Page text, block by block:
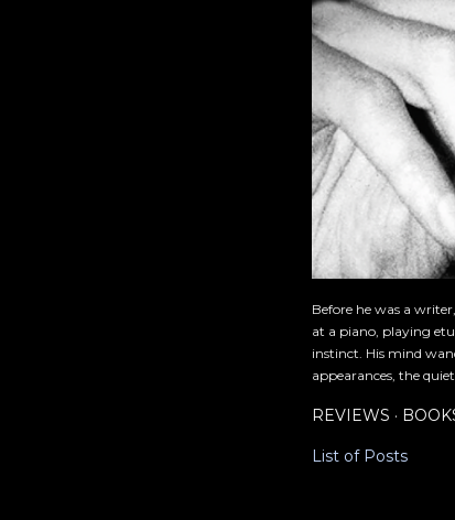
Before he was a
at a piano, playing
instinct. His mind
appearances, the
REVIEWS
List of Posts